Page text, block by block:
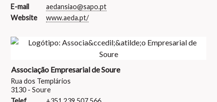
E-mail
aedansiao@sapo.pt
Website
www.aeda.pt/
Associação Empresarial de Soure
Rua dos Templários
3130 - Soure